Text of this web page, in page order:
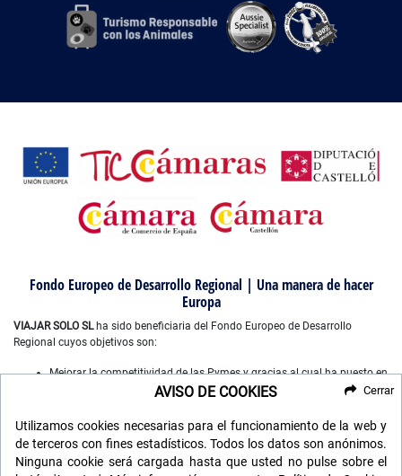
Fondo Europeo de Desarrollo Regional | Una manera de hacer
Europa
VIAJAR SOLO SLha sido beneficiaria del Fondo Europeo de Desarrollo
Regional cuyos objetivos son:
Mejorar la competitividad de las Pymes y gracias al cual ha puesto en
marcha un Plan de Marketing Digital Internacional, con el objetivo de
año 2022-2023. Para ello ha contado con el apoyo del Programa
XPANDE DIGITAL de la Cámara de Comercio de Castellón”.
Mejorar el uso y la calidad de las tecnologías de la información y de
las comunicaciones, y el acceso a las mismas y gracias a que ha
AVISO DE COOKIES
Utilizamos cookies necesarias para el funcionamiento de la web y
de terceros con fines estadísticos. Todos los datos son anónimos.
Ninguna cookie será cargada hasta que usted no pulse sobre el
Cerrar